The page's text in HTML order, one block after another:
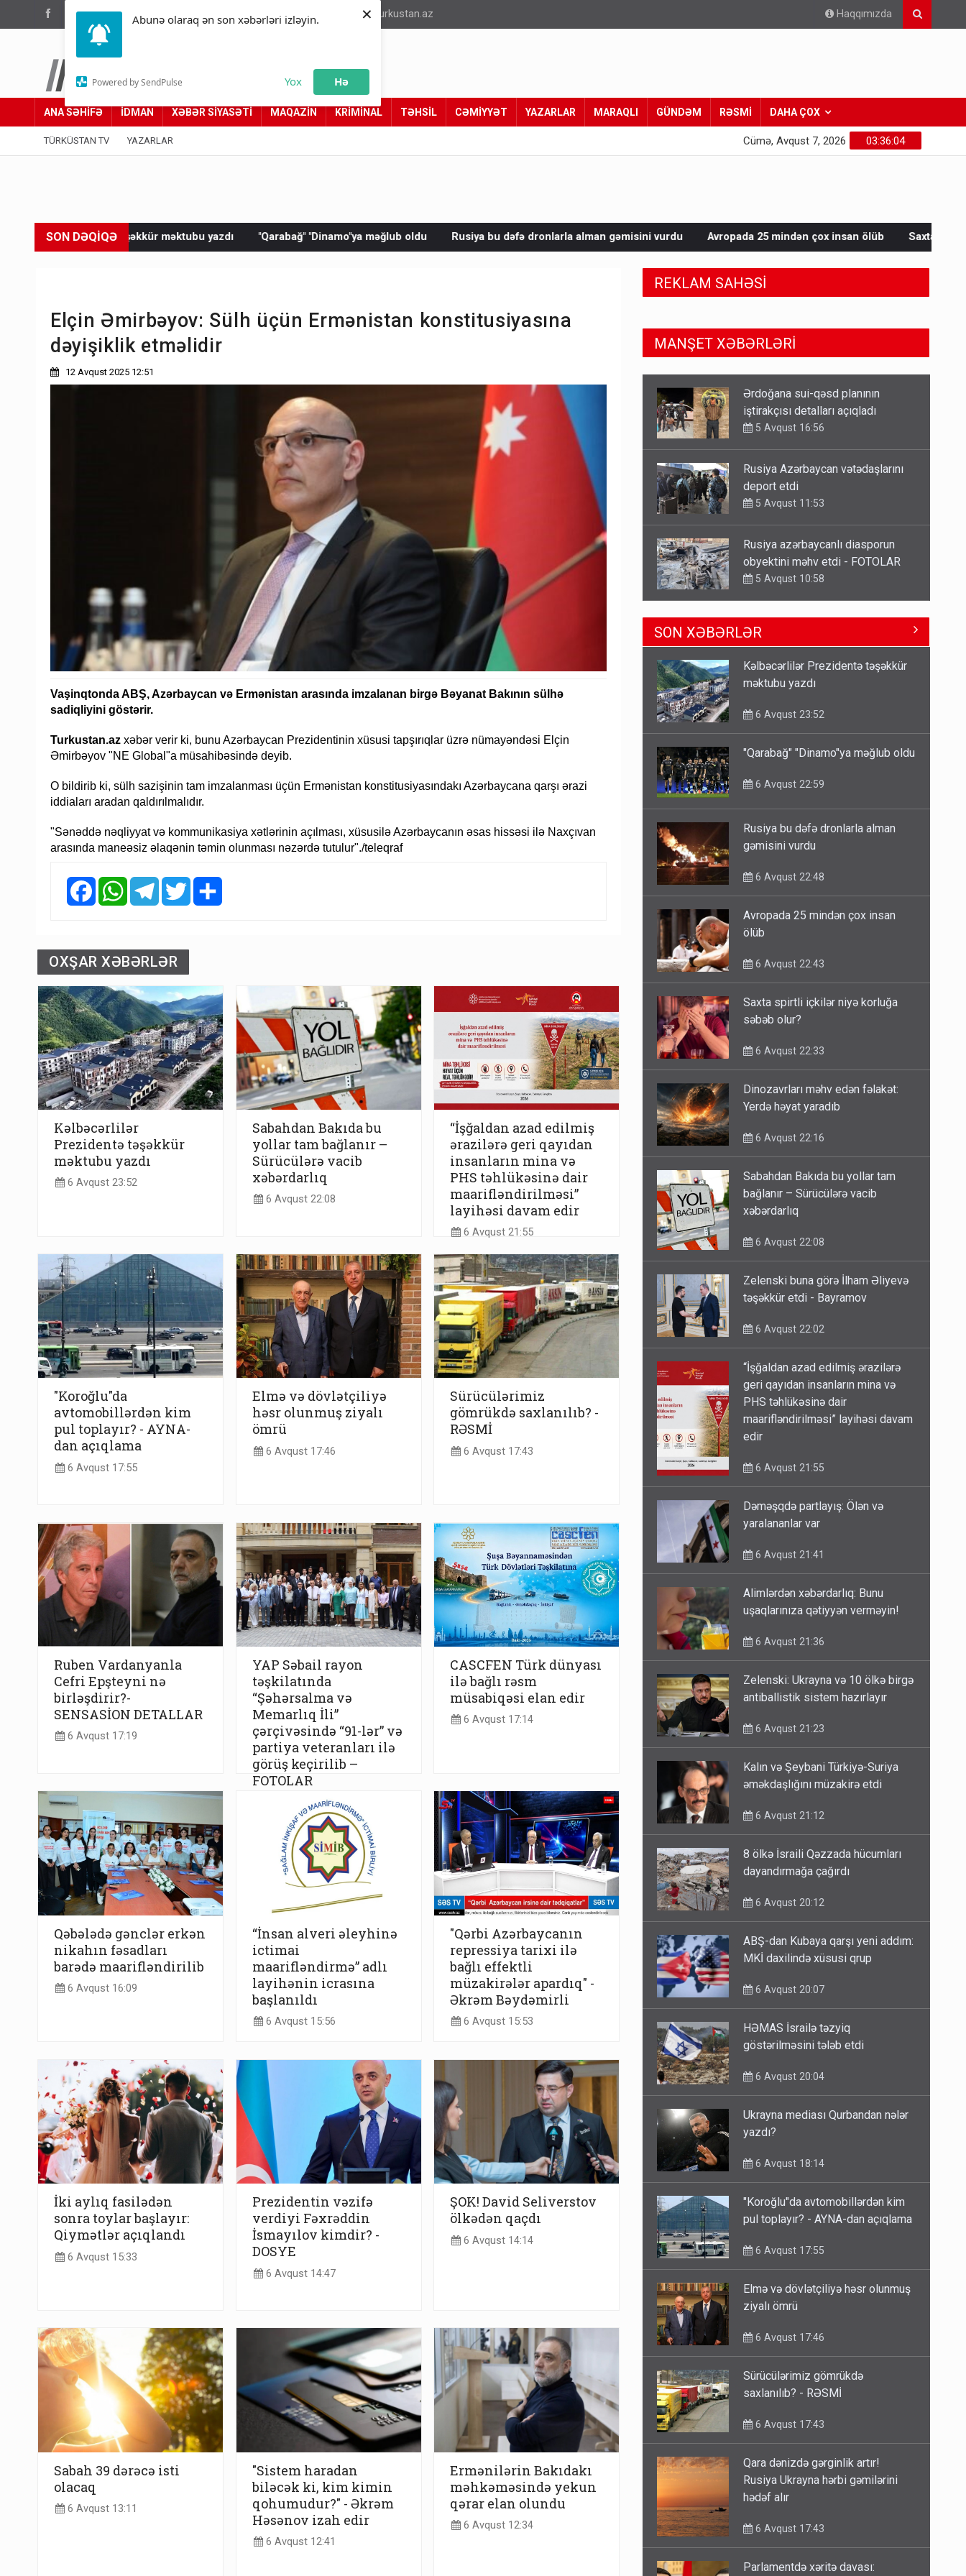
Abunə olaraq ən son xəbərləri izləyin.
Powered by SendPulse Yox Hə
×
(012) 449 94 05 info@turkustan.az Haqqımızda
Türküstan.az
Adımız yolumuzdur
ANA SƏHİFƏ İDMAN XƏBƏR SİYASƏTİ MAQAZİN KRİMİNAL TƏHSİL CƏMİYYƏT YAZARLAR MARAQLI GÜNDƏM RƏSMİ DAHA ÇOX
TÜRKÜSTAN TV YAZARLAR 03:36:06
Cümə, Avqust 7, 2026
SON DƏQİQƏ
məktubu yazdı "Qarabağ" "Dinamo"ya məğlub oldu Rusiya bu dəfə dronlarla alman gəmisini vurdu Avropada 25 mindən çox insan ölüb Saxta spirtli içkilər niyə korluğa
Elçin Əmirbəyov: Sülh üçün Ermənistan konstitusiyasına
dəyişiklik etməlidir
12 Avqust 2025 12:51
Vaşinqtonda ABŞ, Azərbaycan və Ermənistan arasında imzalanan birgə Bəyanat Bakının sülhə
sadiqliyini göstərir.
Turkustan.az xəbər verir ki, bunu Azərbaycan Prezidentinin xüsusi tapşırıqlar üzrə nümayəndəsi Elçin
Əmirbəyov "NE Global"a müsahibəsində deyib.
O bildirib ki, sülh sazişinin tam imzalanması üçün Ermənistan konstitusiyasındakı Azərbaycana qarşı ərazi
iddiaları aradan qaldırılmalıdır.
"Sənəddə nəqliyyat və kommunikasiya xətlərinin açılması, xüsusilə Azərbaycanın əsas hissəsi ilə Naxçıvan
arasında maneəsiz əlaqənin təmin olunması nəzərdə tutulur"./teleqraf
FacebookWhatsAppTelegramTwitter
OXŞAR XƏBƏRLƏR
Kəlbəcərlilər
Prezidentə təşəkkür
məktubu yazdı
6 Avqust 23:52
Sabahdan Bakıda bu
yollar tam bağlanır –
Sürücülərə vacib
xəbərdarlıq
6 Avqust 22:08
“İşğaldan azad edilmiş
ərazilərə geri qayıdan
insanların mina və
PHS təhlükəsinə dair
maarifləndirilməsi”
layihəsi davam edir
6 Avqust 21:55
"Koroğlu"da
avtomobillərdən kim
pul toplayır? - AYNA-
dan açıqlama
6 Avqust 17:55
Elmə və dövlətçiliyə
həsr olunmuş ziyalı
ömrü
6 Avqust 17:46
Sürücülərimiz
gömrükdə saxlanılıb? -
RƏSMİ
6 Avqust 17:43
Ruben Vardanyanla
Cefri Epşteyni nə
birləşdirir?-
SENSASİON DETALLAR
6 Avqust 17:19
YAP Səbail rayon
təşkilatında
“Şəhərsalma və
Memarlıq İli”
çərçivəsində “91-lər” və
partiya veteranları ilə
görüş keçirilib –
FOTOLAR
6 Avqust 17:17
CASCFEN Türk dünyası
ilə bağlı rəsm
müsabiqəsi elan edir
6 Avqust 17:14
Qəbələdə gənclər erkən
nikahın fəsadları
barədə maarifləndirilib
6 Avqust 16:09
“İnsan alveri əleyhinə
ictimai
maarifləndirmə” adlı
layihənin icrasına
başlanıldı
6 Avqust 15:56
"Qərbi Azərbaycanın
repressiya tarixi ilə
bağlı effektli
müzakirələr apardıq" -
Əkrəm Bəydəmirli
6 Avqust 15:53
İki aylıq fasilədən
sonra toylar başlayır:
Qiymətlər açıqlandı
6 Avqust 15:33
Prezidentin vəzifə
verdiyi Fəxrəddin
İsmayılov kimdir? -
DOSYE
6 Avqust 14:47
ŞOK! David Seliverstov
ölkədən qaçdı
6 Avqust 14:14
Sabah 39 dərəcə isti
olacaq
6 Avqust 13:11
"Sistem haradan
biləcək ki, kim kimin
qohumudur?" - Əkrəm
Həsənov izah edir
6 Avqust 12:41
Ermənilərin Bakıdakı
məhkəməsində yekun
qərar elan olundu
6 Avqust 12:34
REKLAM SAHƏSİ
MANŞET XƏBƏRLƏRİ
Rusiya Azərbaycan vətədaşlarını
deport etdi
5 Avqust 11:53
Rusiya azərbaycanlı diasporun
obyektini məhv etdi - FOTOLAR
5 Avqust 10:58
Bu tarixdən HAVALAR DƏYİŞİR -
İSTİLƏR BİTİR
4 Avqust 22:04
ŞOK! David Seliverstov ölkədən
qaçdı
gedə biləcəksiniz - SİYAHI
iştirakçısı detalları açıqladı
SON XƏBƏRLƏR
Kəlbəcərlilər Prezidentə təşəkkür
məktubu yazdı
6 Avqust 23:52
"Qarabağ" "Dinamo"ya məğlub oldu
6 Avqust 22:59
Rusiya bu dəfə dronlarla alman
gəmisini vurdu
6 Avqust 22:48
Avropada 25 mindən çox insan
ölüb
6 Avqust 22:43
Saxta spirtli içkilər niyə korluğa
səbəb olur?
6 Avqust 22:33
Dinozavrları məhv edən fəlakət:
Yerdə həyat yaradıb
6 Avqust 22:16
Sabahdan Bakıda bu yollar tam
bağlanır – Sürücülərə vacib
xəbərdarlıq
6 Avqust 22:08
Zelenski buna görə İlham Əliyevə
təşəkkür etdi - Bayramov
6 Avqust 22:02
“İşğaldan azad edilmiş ərazilərə
geri qayıdan insanların mina və
PHS təhlükəsinə dair
maarifləndirilməsi” layihəsi davam
edir
6 Avqust 21:55
Dəməşqdə partlayış: Ölən və
yaralananlar var
6 Avqust 21:41
Alimlərdən xəbərdarlıq: Bunu
uşaqlarınıza qətiyyən verməyin!
6 Avqust 21:36
Zelenski: Ukrayna və 10 ölkə birgə
antiballistik sistem hazırlayır
6 Avqust 21:23
Kalın və Şeybani Türkiyə-Suriya
əməkdaşlığını müzakirə etdi
6 Avqust 21:12
8 ölkə İsraili Qəzzada hücumları
dayandırmağa çağırdı
6 Avqust 20:12
ABŞ-dan Kubaya qarşı yeni addım:
MKİ daxilində xüsusi qrup
6 Avqust 20:07
HƏMAS İsrailə təzyiq
göstərilməsini tələb etdi
6 Avqust 20:04
Ukrayna mediası Qurbandan nələr
yazdı?
6 Avqust 18:14
"Koroğlu"da avtomobillərdən kim
pul toplayır? - AYNA-dan açıqlama
6 Avqust 17:55
Elmə və dövlətçiliyə həsr olunmuş
ziyalı ömrü
6 Avqust 17:46
Sürücülərimiz gömrükdə
saxlanılıb? - RƏSMİ
6 Avqust 17:43
Qara dənizdə gərginlik artır!
Rusiya Ukrayna hərbi gəmilərini
hədəf alır
6 Avqust 17:43
Parlamentdə xəritə davası: